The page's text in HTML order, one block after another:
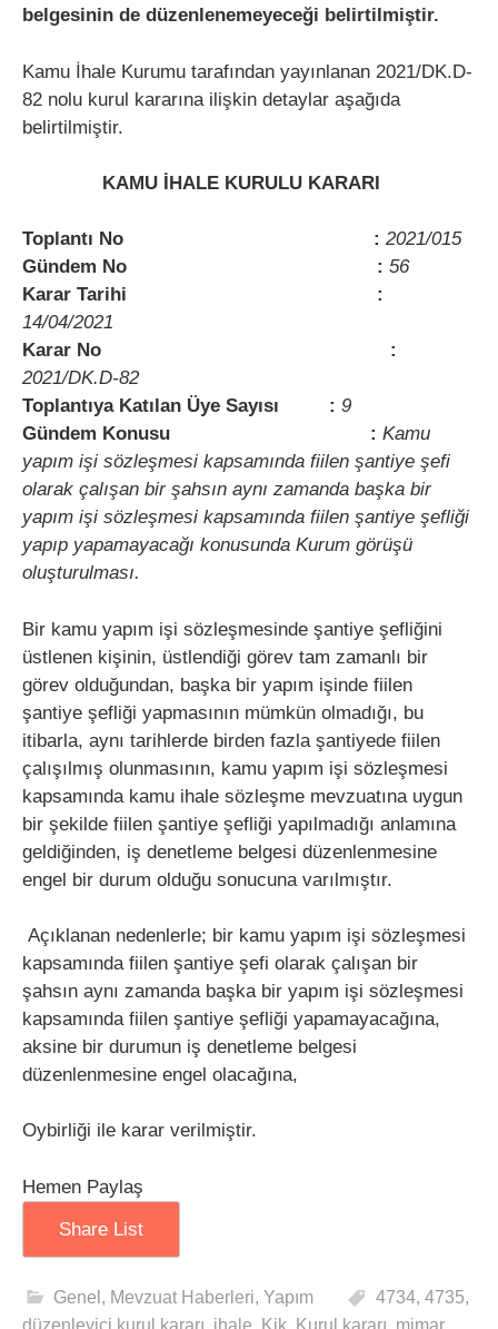
belgesinin de düzenlenemeyeceği belirtilmiştir.
Kamu İhale Kurumu tarafından yayınlanan 2021/DK.D-
82 nolu kurul kararına ilişkin detaylar aşağıda
belirtilmiştir.
KAMU İHALE KURULU KARARI
Toplantı No : 2021/015
Gündem No : 56
Karar Tarihi :
14/04/2021
Karar No :
2021/DK.D-82
Toplantıya Katılan Üye Sayısı : 9
Gündem Konusu : Kamu
yapım işi sözleşmesi kapsamında fiilen şantiye şefi
olarak çalışan bir şahsın aynı zamanda başka bir
yapım işi sözleşmesi kapsamında fiilen şantiye şefliği
yapıp yapamayacağı konusunda Kurum görüşü
oluşturulması.
Bir kamu yapım işi sözleşmesinde şantiye şefliğini
üstlenen kişinin, üstlendiği görev tam zamanlı bir
görev olduğundan, başka bir yapım işinde fiilen
şantiye şefliği yapmasının mümkün olmadığı, bu
itibarla, aynı tarihlerde birden fazla şantiyede fiilen
çalışılmış olunmasının, kamu yapım işi sözleşmesi
kapsamında kamu ihale sözleşme mevzuatına uygun
bir şekilde fiilen şantiye şefliği yapılmadığı anlamına
geldiğinden, iş denetleme belgesi düzenlenmesine
engel bir durum olduğu sonucuna varılmıştır.
Açıklanan nedenlerle; bir kamu yapım işi sözleşmesi
kapsamında fiilen şantiye şefi olarak çalışan bir
şahsın aynı zamanda başka bir yapım işi sözleşmesi
kapsamında fiilen şantiye şefliği yapamayacağına,
aksine bir durumun iş denetleme belgesi
düzenlenmesine engel olacağına,
Oybirliği ile karar verilmiştir.
Hemen Paylaş
Share List
Genel , Mevzuat Haberleri, Yapım 4734, 4735,
düzenleyici kurul kararı ihale Kik Kurul kararı mimar,